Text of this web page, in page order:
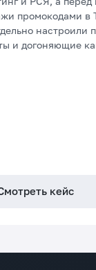
кейс
промокодами в
настроили
и догоняющие